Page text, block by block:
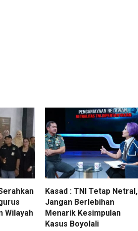
Wilayah
Kasad : TNI Tetap Netral,
Jangan Berlebihan
Menarik Kesimpulan
Kasus Boyolali